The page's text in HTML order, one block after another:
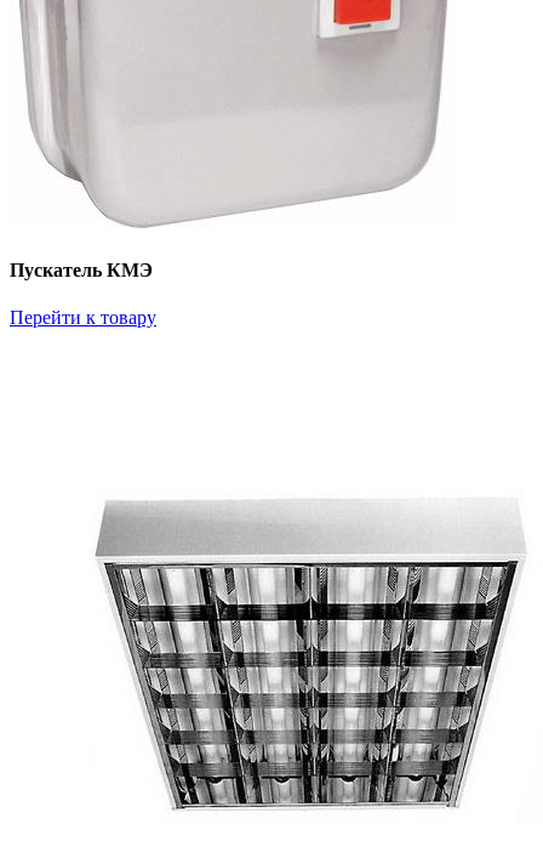
Пускатель КМЭ
Перейти к товару